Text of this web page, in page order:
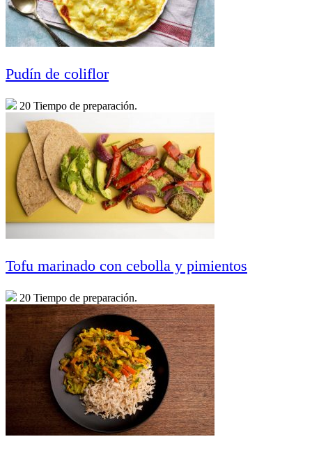
Pudín de coliflor
20 Tiempo de preparación.
Tofu marinado con cebolla y pimientos
20 Tiempo de preparación.